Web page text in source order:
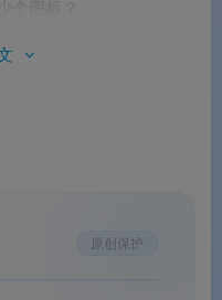
分别对应唱见精灵、
歌喉的音乐精灵；唱
原创保护